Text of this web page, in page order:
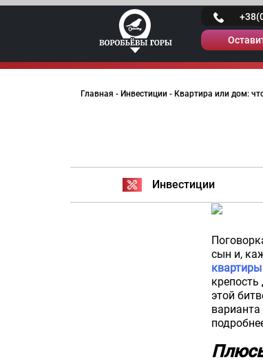
Skip
Главная - Инвестиции - Квартира или дом:
Инвестиции
сын и,
квартиры
этой